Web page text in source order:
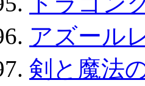
アズール
剣と魔法